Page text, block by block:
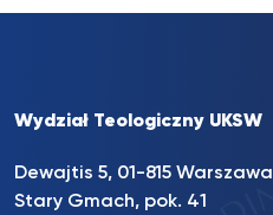
Wydział Teologiczny UKSW
Dewajtis 5, 01-815 Warszawa
Stary Gmach, pok. 41